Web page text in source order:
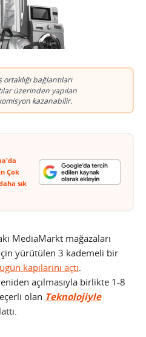
bağlantıları
üzerinden yapılan
kazanabilir.
Çok
sık
MediaMarkt mağazaları
için yürütülen 3 kademeli bir
kapılarını açtı.
açılmasıyla birlikte 1-8
olan Teknolojiyle